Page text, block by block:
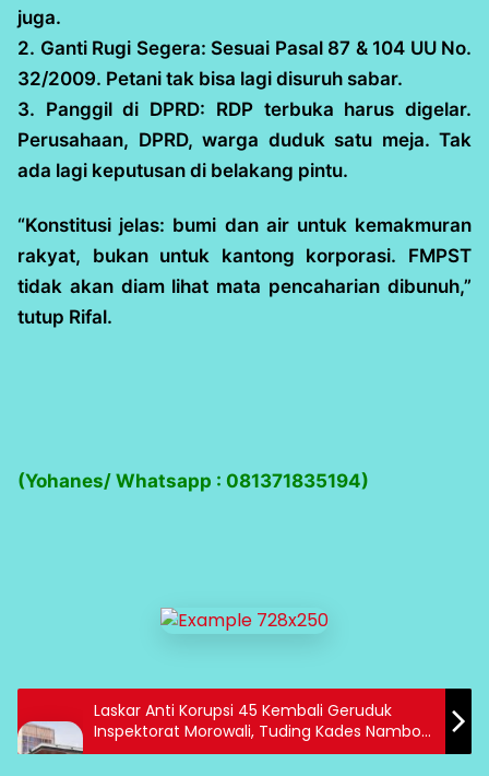
juga.
2. Ganti Rugi Segera: Sesuai Pasal 87 & 104 UU No.
32/2009. Petani tak bisa lagi disuruh sabar.
3. Panggil di DPRD: RDP terbuka harus digelar.
Perusahaan, DPRD, warga duduk satu meja. Tak
ada lagi keputusan di belakang pintu.
“Konstitusi jelas: bumi dan air untuk kemakmuran
rakyat, bukan untuk kantong korporasi. FMPST
tidak akan diam lihat mata pencaharian dibunuh,”
tutup Rifal.
(Yohanes/ Whatsapp : 081371835194)
Laskar Anti Korupsi 45 Kembali Geruduk
Inspektorat Morowali, Tuding Kades Nambo
Gelapkan Dana CSR Rp1,5 Miliar dan Jual Aset